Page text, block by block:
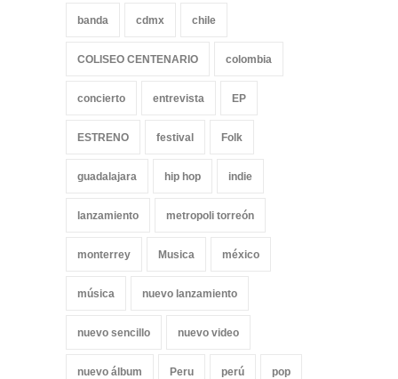
banda cdmx chile
COLISEO CENTENARIO colombia
concierto entrevista EP
ESTRENO festival Folk
guadalajara hip hop indie
lanzamiento metropoli torreón
monterrey Musica méxico
música nuevo lanzamiento
nuevo sencillo nuevo video
nuevo álbum Peru perú pop